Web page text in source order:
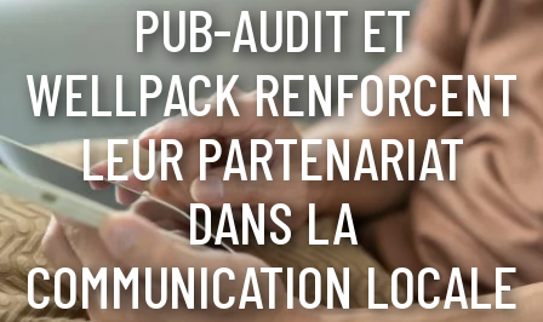
PUB-AUDIT ET
WELLPACK RENFORCENT
LEUR PARTENARIAT
DANS LA
COMMUNICATION LOCALE